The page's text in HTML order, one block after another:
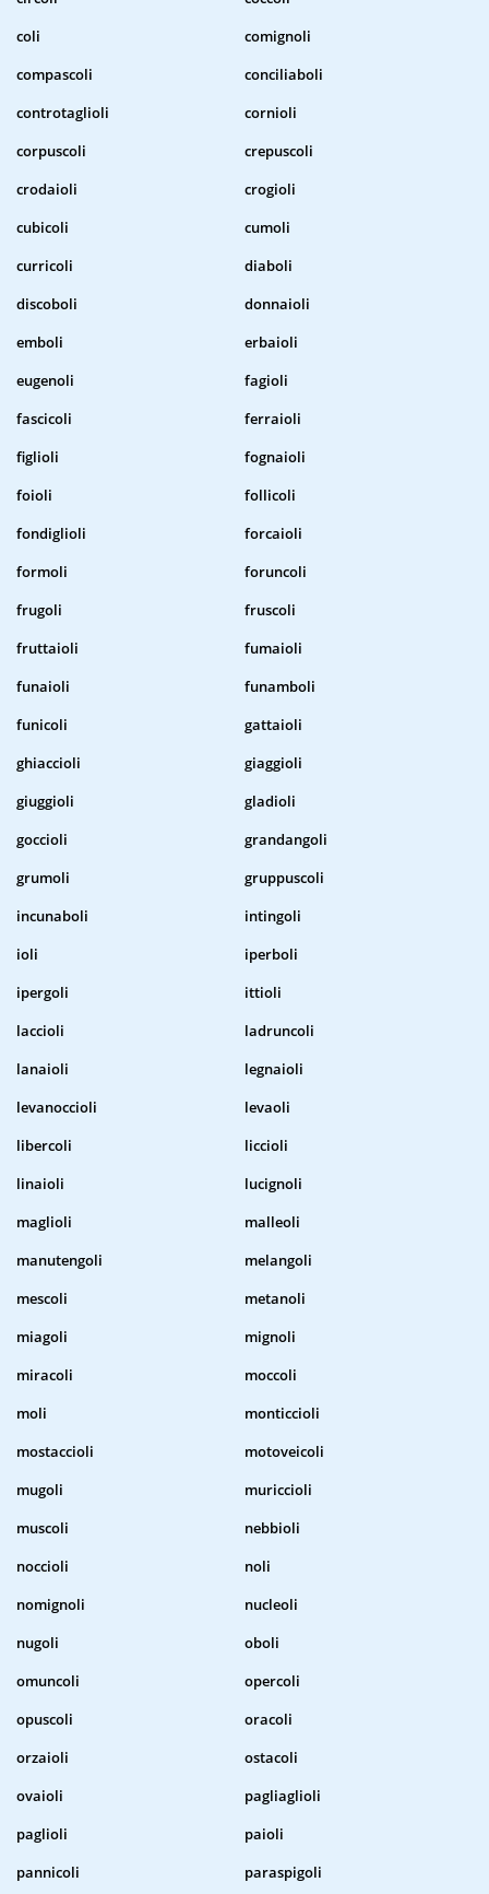
coli
comignoli
compascoli
conciliaboli
controtaglioli
cornioli
corpuscoli
crepuscoli
crodaioli
crogioli
cubicoli
cumoli
curricoli
diaboli
discoboli
donnaioli
emboli
erbaioli
eugenoli
fagioli
fascicoli
ferraioli
figlioli
fognaioli
foioli
follicoli
fondiglioli
forcaioli
formoli
foruncoli
frugoli
fruscoli
fruttaioli
fumaioli
funaioli
funamboli
funicoli
gattaioli
ghiaccioli
giaggioli
giuggioli
gladioli
goccioli
grandangoli
grumoli
gruppuscoli
incunaboli
intingoli
ioli
iperboli
ipergoli
ittioli
laccioli
ladruncoli
lanaioli
legnaioli
levanoccioli
levaoli
libercoli
liccioli
linaioli
lucignoli
maglioli
malleoli
manutengoli
melangoli
mescoli
metanoli
miagoli
mignoli
miracoli
moccoli
moli
monticcioli
mostaccioli
motoveicoli
mugoli
muriccioli
muscoli
nebbioli
noccioli
noli
nomignoli
nucleoli
nugoli
oboli
omuncoli
opercoli
opuscoli
oracoli
orzaioli
ostacoli
ovaioli
pagliaglioli
paglioli
paioli
pannicoli
paraspigoli